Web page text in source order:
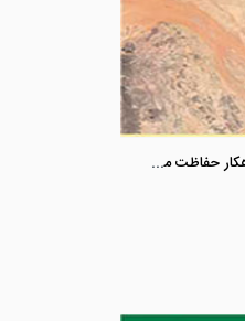
اهداف توسعه پایدار سند 2030 راهکار حفاظت محیط زیست دریایی خلیج فارس